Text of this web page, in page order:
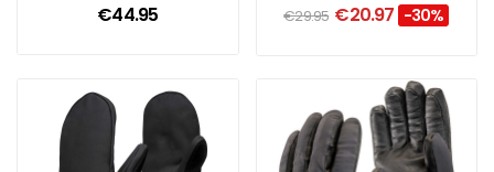
€44.95 €29.95 €20.97 -30%